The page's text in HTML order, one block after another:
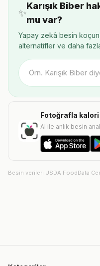
✨
Karışık Biber
mu var?
Yapay zekâ besin
alternatifler ve daha
Fotoğrafla
AI ile anlık besin
Besin verileri USDA FoodData